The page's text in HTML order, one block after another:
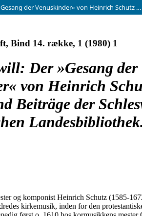
Kurt Gudewill: Der »Gesang der Venuskinder« von Heinrich Schutz (1634). Berichte und Beiträge der Schleswig-Holsteinischen Landesbibliothek. Kiel 1978. 36 sider.